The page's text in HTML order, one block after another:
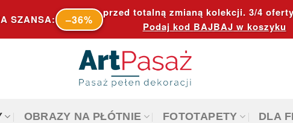
SZANSA: –36%
przed totalną zmianą kolekcji. 3/4
Podaj kod BAJBAJ w koszyku
OBRAZY NA PŁÓTNIE FOTOTAPETY DLA